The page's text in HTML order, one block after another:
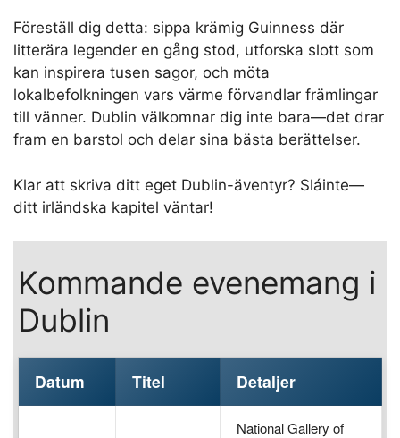
Föreställ dig detta: sippa krämig Guinness där
litterära legender en gång stod, utforska slott som
kan inspirera tusen sagor, och möta
lokalbefolkningen vars värme förvandlar främlingar
till vänner. Dublin välkomnar dig inte bara—det drar
fram en barstol och delar sina bästa berättelser.
Klar att skriva ditt eget Dublin-äventyr? Sláinte—
ditt irländska kapitel väntar!
Kommande evenemang i
Dublin
Datum Titel Detaljer
National Gallery of